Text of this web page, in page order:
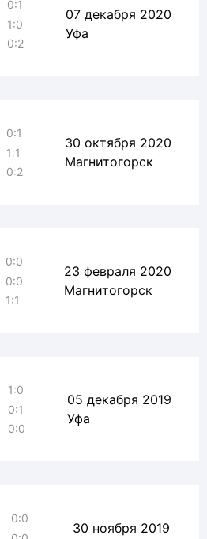
0:1
1:0
0:2
07 декабря 2020
Уфа
0:1
1:1
0:2
30 октября 2020
Магнитогорск
0:0
0:0
1:1
23 февраля 2020
Магнитогорск
1:0
0:1
0:0
05 декабря 2019
Уфа
0:0
30 ноября 2019